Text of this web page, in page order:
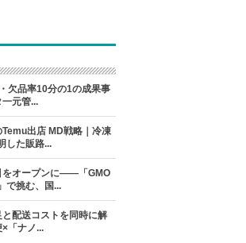
欠品率10分の1の成果事
元管...
出店 MD戦略｜冷凍
した販路...
をオープンに――「GMO
で挑む、国...
配送コストを同時に解
「ナノ...